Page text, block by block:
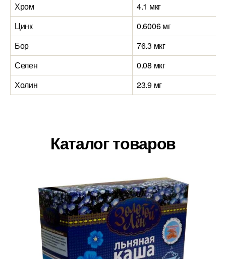
Хром
4.1 мкг
Цинк
0.6006 мг
Бор
76.3 мкг
Селен
0.08 мкг
Холин
23.9 мг
Каталог товаров